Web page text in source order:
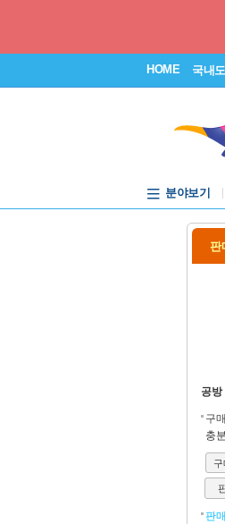
HOME 국내
분야보기
판
공방
구
충
판